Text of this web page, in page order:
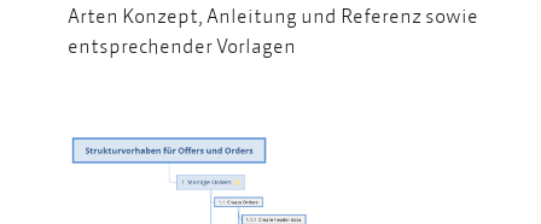
Arten Konzept, Anleitung und Referenz sowie
entsprechender Vorlagen